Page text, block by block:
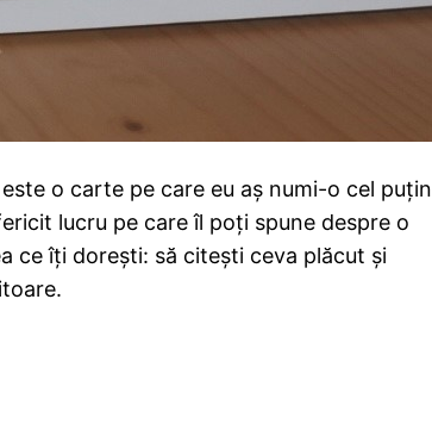
o carte pe care eu aș numi-o cel puțin
lucru pe care îl poți spune despre o
ce îți dorești: să citești ceva plăcut și